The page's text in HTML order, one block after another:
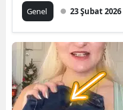
Genel 23 Şubat 2026